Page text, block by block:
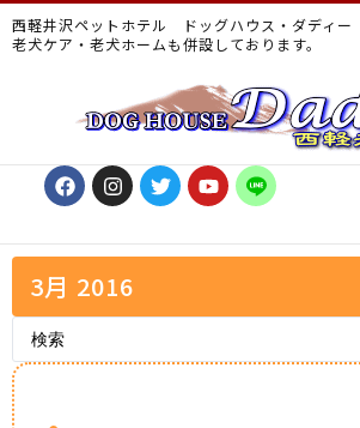
西軽井沢ペットホテル ドッグハウス・ダディー
老犬ケア・老犬ホームも併設しております。
3月 2016